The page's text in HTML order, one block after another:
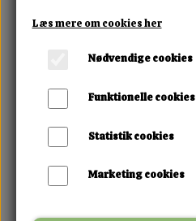
Læs mere om cookies her
Nødvendige cookies
Funktionelle cookies
Statistik cookies
Marketing cookies